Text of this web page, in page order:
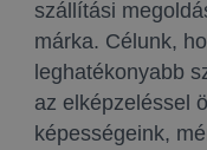
szállítási
márka. Célunk,
leghatékonyabb
az elképzeléssel
képességeink,